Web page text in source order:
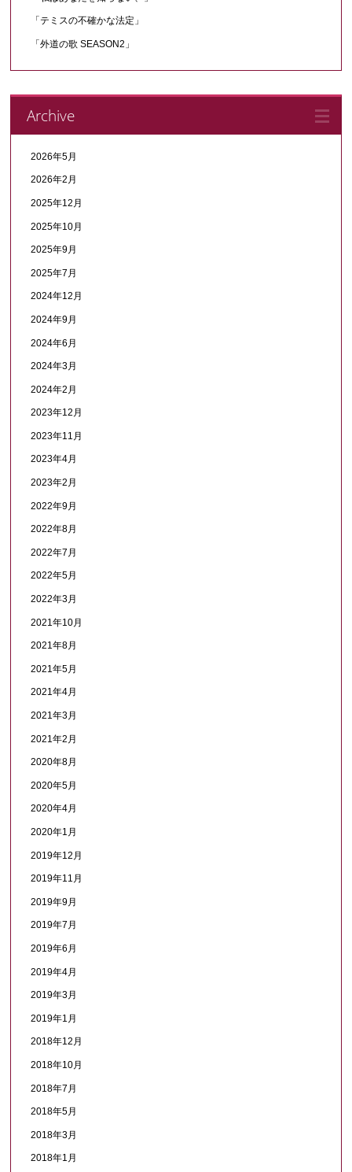
「テミスの不確かな法定」
「外道の歌 SEASON2」
Archive
2026年5月
2026年2月
2025年12月
2025年10月
2025年9月
2025年7月
2024年12月
2024年9月
2024年6月
2024年3月
2024年2月
2023年12月
2023年11月
2023年4月
2023年2月
2022年9月
2022年8月
2022年7月
2022年5月
2022年3月
2021年10月
2021年8月
2021年5月
2021年4月
2021年3月
2021年2月
2020年8月
2020年5月
2020年4月
2020年1月
2019年12月
2019年11月
2019年9月
2019年7月
2019年6月
2019年4月
2019年3月
2019年1月
2018年12月
2018年10月
2018年7月
2018年5月
2018年3月
2018年1月